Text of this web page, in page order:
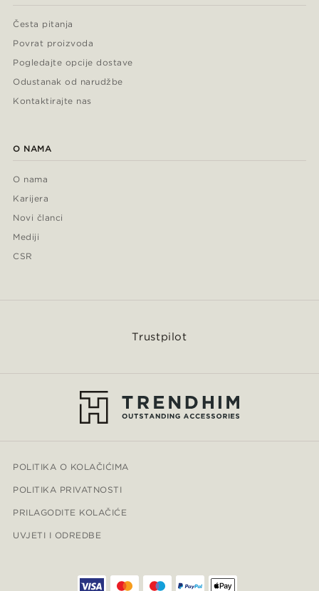
Česta pitanja
Povrat proizvoda
Pogledajte opcije dostave
Odustanak od narudžbe
Kontaktirajte nas
O NAMA
O nama
Karijera
Novi članci
Mediji
CSR
Trustpilot
POLITIKA O KOLAČIĆIMA
POLITIKA PRIVATNOSTI
PRILAGODITE KOLAČIĆE
UVJETI I ODREDBE